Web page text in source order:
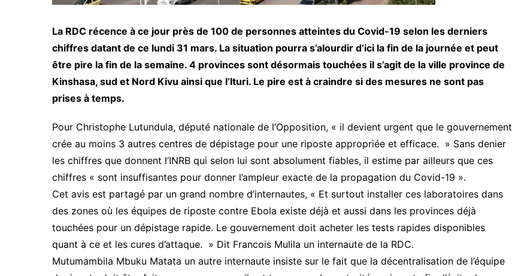
La RDC récence à ce jour près de 100 de personnes atteintes du Covid-19 selon les derniers
chiffres datant de ce lundi 31 mars. La situation pourra s’alourdir d’ici la fin de la journée et peut
être pire la fin de la semaine. 4 provinces sont désormais touchées il s’agit de la ville province de
Kinshasa, sud et Nord Kivu ainsi que l’Ituri. Le pire est à craindre si des mesures ne sont pas
prises à temps.
Pour Christophe Lutundula, député nationale de l’Opposition, « il devient urgent que le gouvernement
crée au moins 3 autres centres de dépistage pour une riposte appropriée et efficace. » Sans denier
les chiffres que donnent l’INRB qui selon lui sont absolument fiables, il estime par ailleurs que ces
chiffres « sont insuffisantes pour donner l’ampleur exacte de la propagation du Covid-19 ».
Cet avis est partagé par un grand nombre d’internautes, « Et surtout installer ces laboratoires dans
des zones où les équipes de riposte contre Ebola existe déjà et aussi dans les provinces déjà
touchées pour un dépistage rapide. Le gouvernement doit acheter les tests rapides disponibles
quant à ce et les cures d’attaque. » Dit Francois Mulila un internaute de la RDC.
Mutumambila Mbuku Matata un autre internaute insiste sur le fait que la décentralisation de l’équipe